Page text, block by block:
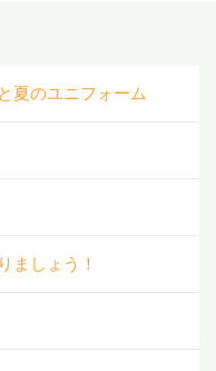
夏のユニフォーム
ましょう！